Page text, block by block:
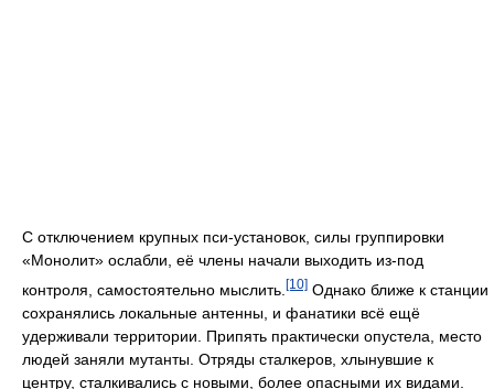
С отключением крупных пси-установок, силы группировки
«Монолит» ослабли, её члены начали выходить из-под
контроля, самостоятельно мыслить. [10] Однако ближе к станции
сохранялись локальные антенны, и фанатики всё ещё
удерживали территории. Припять практически опустела, место
людей заняли мутанты. Отряды сталкеров, хлынувшие к
центру, сталкивались с новыми, более опасными их видами.